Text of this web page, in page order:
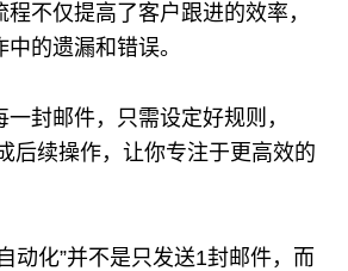
不仅提高了客户跟进的效率，
的遗漏和错误。
封邮件，只需设定好规则，
后续操作，让你专注于更高效的
动化”并不是只发送1封邮件，而